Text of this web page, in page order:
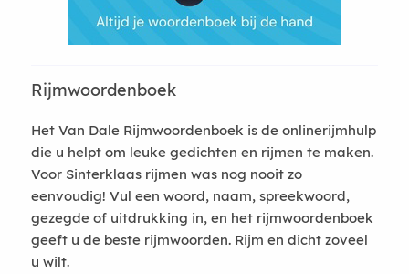
Rijmwoordenboek
Het Van Dale Rijmwoordenboek is de onlinerijmhulp
die u helpt om leuke gedichten en rijmen te maken.
Voor Sinterklaas rijmen was nog nooit zo
eenvoudig! Vul een woord, naam, spreekwoord,
gezegde of uitdrukking in, en het rijmwoordenboek
geeft u de beste rijmwoorden. Rijm en dicht zoveel
u wilt.